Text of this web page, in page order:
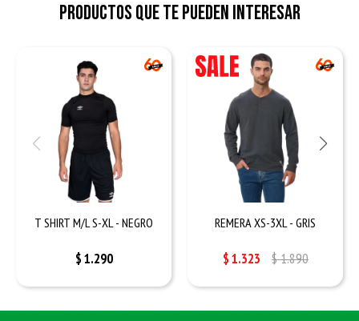
Productos que te pueden interesar
T SHIRT M/L S-XL - NEGRO
$1.290
REMERA XS-3XL - GRIS
$1.323 $1.890